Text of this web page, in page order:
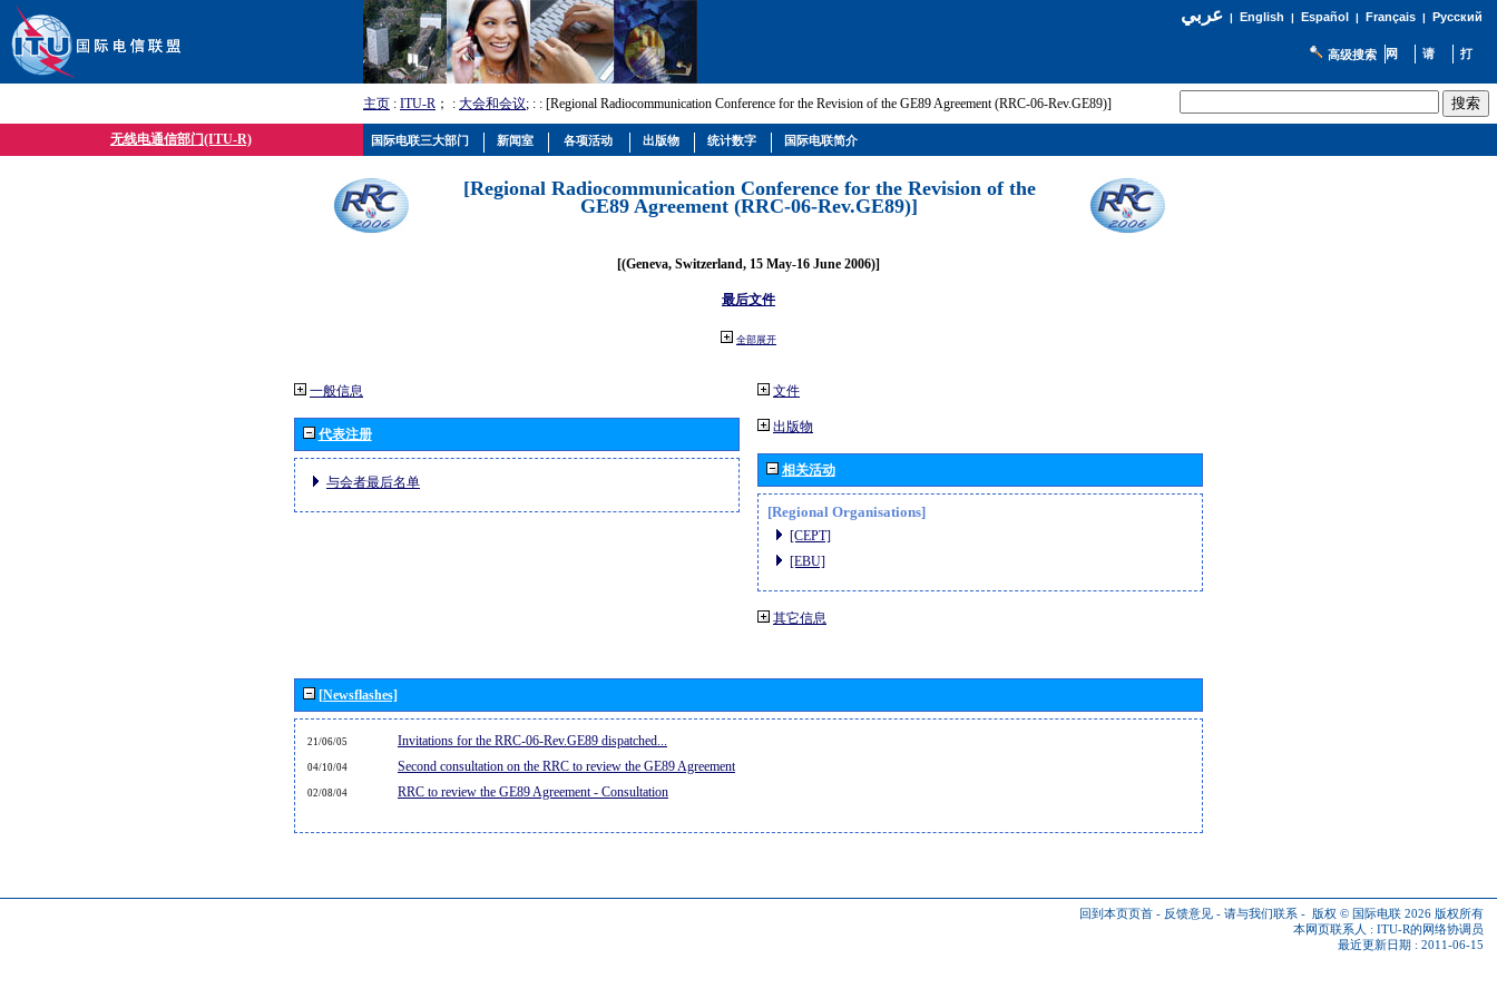
عربي| English | Español | Français| Русский
高级搜索
主页 : ITU-R ； : 大会和会议; : : [Regional Radiocommunication Conference for the Revision of the GE89 Agreement (RRC-06-Rev.GE89)]
无线电通信部门(ITU-R)
[Regional Radiocommunication Conference for the Revision of the
GE89 Agreement (RRC-06-Rev.GE89)]
[(Geneva, Switzerland, 15 May-16 June 2006)]
最后文件
全部展开
一般信息
代表注册
与会者最后名单
文件
出版物
相关活动
[Regional Organisations]
[CEPT]
[EBU]
其它信息
[Newsflashes]
21/06/05 Invitations for the RRC-06-Rev.GE89 dispatched...
04/10/04 Second consultation on the RRC to review the GE89 Agreement
02/08/04 RRC to review the GE89 Agreement - Consultation
回到本页页首 - 反馈意见 - 请与我们联系 - 版权 © 国际电联 2026 版权所有
本网页联系人 : ITU-R的网络协调员
最近更新日期 : 2011-06-15
国际电联三大部门 新闻室 各项活动 出版物 统计数字 国际电联简介